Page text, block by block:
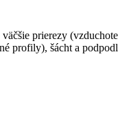
prierezy
profily), šácht a